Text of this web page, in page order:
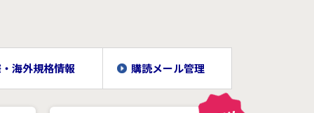
海外規格情報 購読メール管理